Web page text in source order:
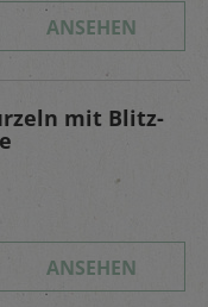
ANSEHEN
mit Blitz-
ANSEHEN